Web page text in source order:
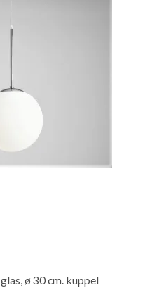
ø 30 cm. kuppel